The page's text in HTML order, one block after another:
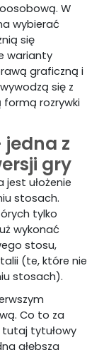
W
wybierać
się
warianty
graficzną i
wywodzą się z
formą rozrywki
z
gry
ułożenie
stosach.
tylko
wykonać
stosu,
(te, które nie
stosach).
Co to za
tytułowy
głębsza